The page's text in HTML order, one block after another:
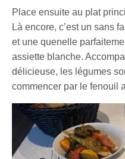
Place ensuite au plat
Là encore, c’est un sans
et une quenelle
assiette blanche.
délicieuse, les légumes
commencer par le fenouil